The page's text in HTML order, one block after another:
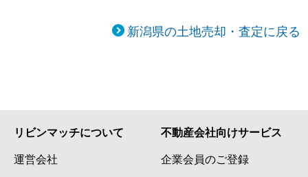
新潟県の土地売却・査定に戻る
リビンマッチについて
運営会社
不動産会社向けサービス
企業会員のご登録